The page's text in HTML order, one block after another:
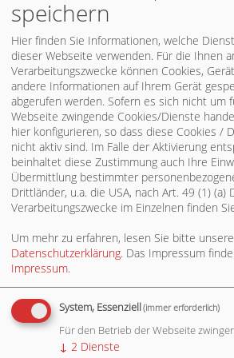
21.04.2026 10:43
Perspektive Zukunft - Vier
im ganzen Land
Das Wahlergebnis vom 8. März
bittersten Abende für die
Württemberg. Klar ist: Wir brauchen
Neuaufstellung und einen Weg, den
gestalten. Wir laden euch ein, die
Partei aktiv mitzuprägen.
20.04.2026 14:30
beschlossen
Der Landesvorstand der SPD Baden-
im Rahmen seiner Klausurtagung am
eine Mitgliederbefragung zur Wahl des
durchzuführen. Dem Beschluss ging
geplanter Sondierungsprozess voraus.
speichern
Hier finden Sie Informationen, welche
dieser Webseite verwenden. Für die Ihnen
Verarbeitungszwecke können Cookies,
andere Informationen auf Ihrem Gerät
abgerufen werden. Sofern es sich nicht um
Webseite zwingende Cookies/Dienste
hier konfigurieren, so dass diese Cookies /
nicht aktiv sind. Im Falle der Aktivierung
beinhaltet diese Zustimmung auch Ihre
Übermittlung bestimmter
Drittländer, u.a. die USA, nach Art. 49 (1) (a)
Verarbeitungszwecke im Einzelnen finden
Um mehr zu erfahren, lesen Sie bitte unsere
Datenschutzerklärung. Das Impressum
Impressum.
System, Essenziell(immer erforderlich)
Für den Betrieb der Webseite
↓ 2 Dienste